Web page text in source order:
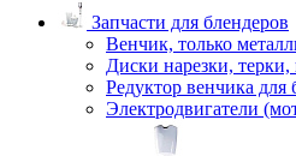
Запчасти для блендеров
Венчик, только
Диски нарезки,
Редуктор венчика для
Электродвигатели